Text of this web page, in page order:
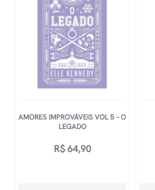
Vingança
quantidade
AMORES IMPROVÁVEIS VOL 5 – O
LEGADO
R$64,90